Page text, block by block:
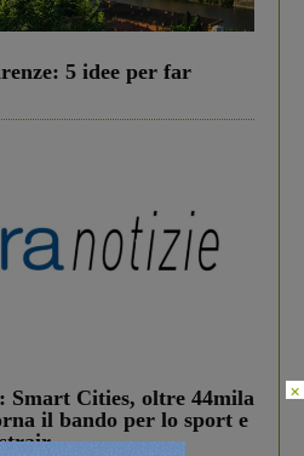
5 idee per far
Smart Cities, oltre 44mila
il bando per lo sport e
×